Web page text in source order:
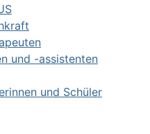
und -assistenten
und Schüler